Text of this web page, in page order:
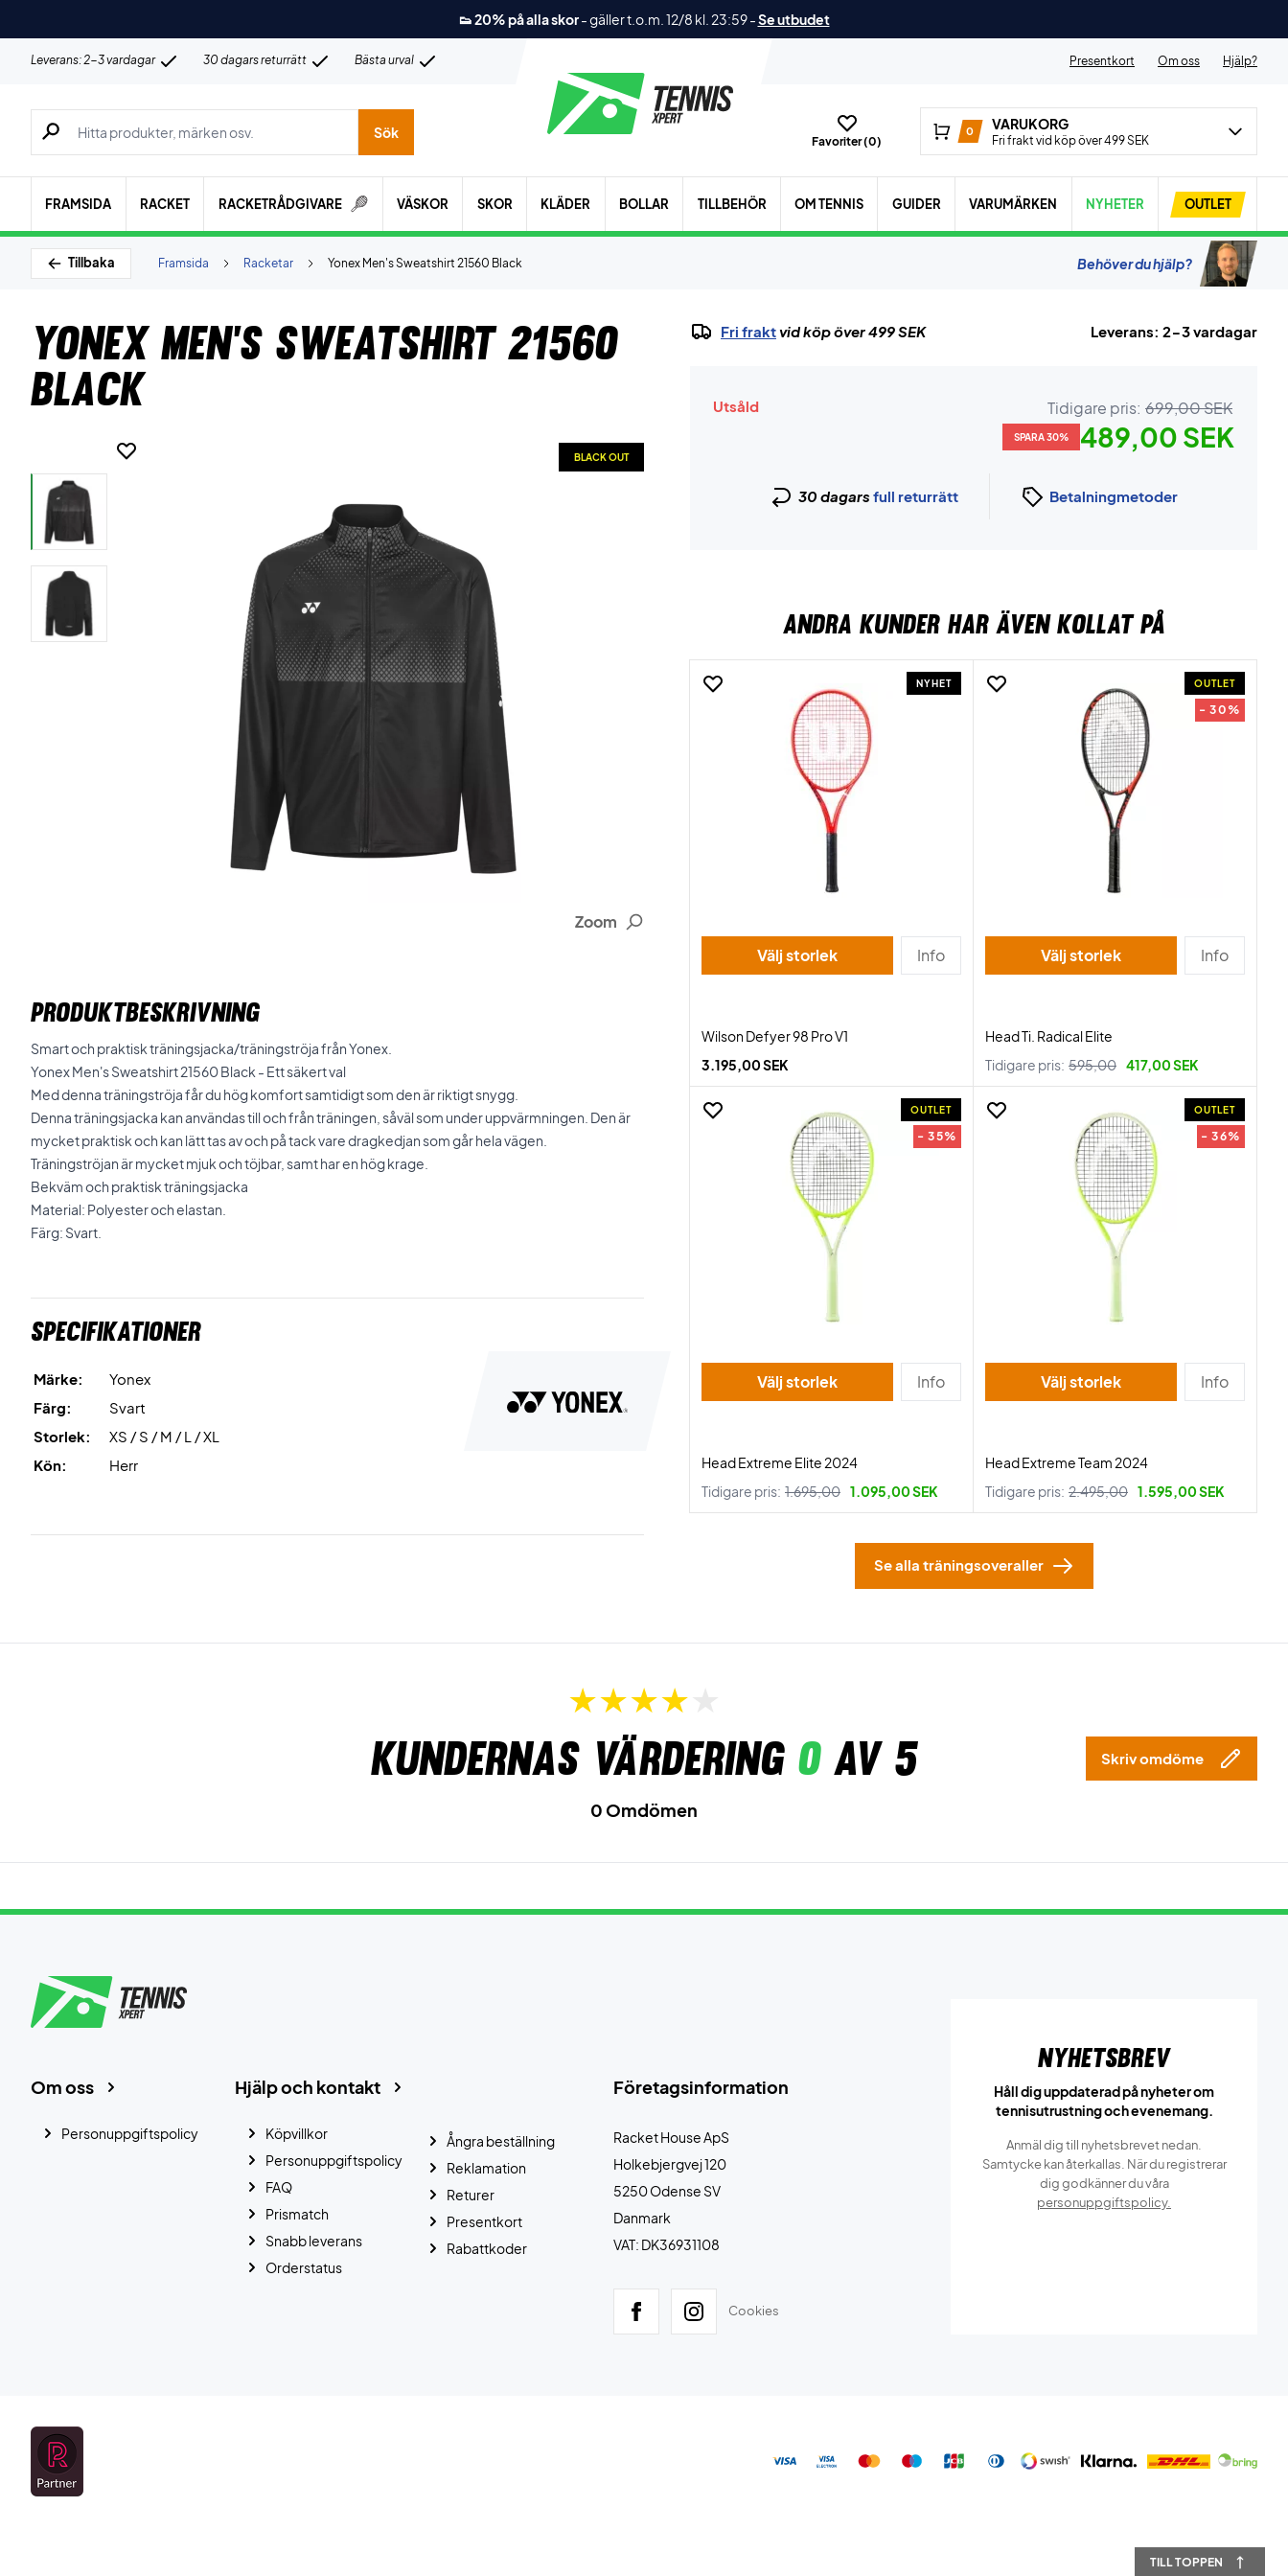
TILL TOPPEN
👟 20% på alla skor-gäller t.o.m. 12/8 kl. 23:59-Se utbudet
Leverans: 2-3 vardagar 30 dagars returrätt Bästa urval Presentkort Om oss Hjälp?
Sök efter produkter, märken osv.
Sök
Favoriter (0)
0 VARUKORG
Fri frakt vid köp över 499 SEK
FRAMSIDA RACKET RACKETRÅDGIVARE VÄSKOR SKOR KLÄDER BOLLAR TILLBEHÖR OM TENNIS GUIDER VARUMÄRKEN NYHETER OUTLET
Tillbaka Yonex Men's Sweatshirt 21560 Black
Racketar
Framsida Behöver du hjälp?
Yonex Men's Sweatshirt 21560
Black
Zoom
BLACK OUT
PRODUKTBESKRIVNING
Smart och praktisk träningsjacka/träningströja från Yonex.
Yonex Men's Sweatshirt 21560 Black - Ett säkert val
Med denna träningströja får du hög komfort samtidigt som den är riktigt snygg.
Denna träningsjacka kan användas till och från träningen, såväl som under uppvärmningen. Den är
mycket praktisk och kan lätt tas av och på tack vare dragkedjan som går hela vägen.
Träningströjan är mycket mjuk och töjbar, samt har en hög krage.
Bekväm och praktisk träningsjacka
Material: Polyester och elastan.
Färg: Svart.
Specifikationer
Märke:
Yonex
Färg:
Svart
Storlek:
XS / S / M / L / XL
Kön:
Herr
Fri fraktvid köp över 499 SEK Leverans: 2-3 vardagar
Utsåld Tidigare pris: 699,00 SEK
SPARA 30% 489,00 SEK
30 dagars full returrätt Betalningmetoder
ANDRA KUNDER HAR ÄVEN KOLLAT PÅ
NYHET
Välj storlek Info
Wilson Defyer 98 Pro V1
3.195,00 SEK
OUTLET
- 30%
Välj storlek Info
Head Ti. Radical Elite
Tidigare pris: 595,00 417,00 SEK
OUTLET
- 35%
Välj storlek Info
Head Extreme Elite 2024
Tidigare pris: 1.695,00 1.095,00 SEK
OUTLET
- 36%
Välj storlek Info
Head Extreme Team 2024
Tidigare pris: 2.495,00 1.595,00 SEK
Se alla träningsoveraller
Kundernas värdering 0av 5 Skriv omdöme
0 Omdömen
Företagsinformation
Racket House ApS
Holkebjergvej 120
5250 Odense SV
Danmark
VAT: DK36931108
Cookies
Hjälp och kontakt
Köpvillkor
Personuppgiftspolicy
FAQ
Prismatch
Snabb leverans
Orderstatus
Ångra beställning
Reklamation
Returer
Presentkort
Rabattkoder
Om oss
Personuppgiftspolicy
Nyhetsbrev
Håll dig uppdaterad på nyheter om
tennisutrustning och evenemang.
Anmäl dig till nyhetsbrevet nedan.
Samtycke kan återkallas. När du registrerar
dig godkänner du våra
personuppgiftspolicy.